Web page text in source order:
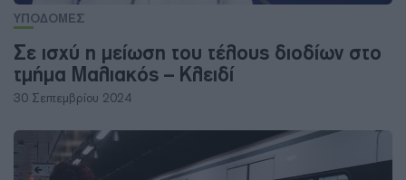
ΥΠΟΔΟΜΕΣ
Σε ισχύ η μείωση του τέλους διοδίων στο
τμήμα Μαλιακός – Κλειδί
30 Σεπτεμβρίου 2024